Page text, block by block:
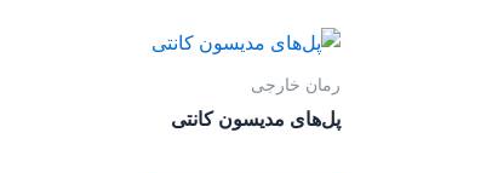
رمان خارجی
پل‌های مدیسون کانتی